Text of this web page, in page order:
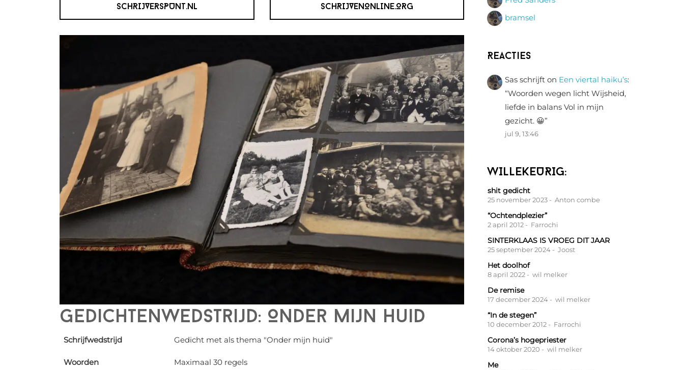
SCHRIJVERSPUNT.NL SCHRIJVENONLINE.ORG
Gedichtenwedstrijd: Onder mijn huid
Schrijfwedstrijd Gedicht met als thema "Onder mijn huid"
Woorden Maximaal 30 regels
bramsel
Reacties
Sas schrijft on Een viertal haiku’s:
“Woorden wegen licht Wijsheid,
liefde in balans Vol in mijn
gezicht. 😀”
jul 9, 13:46
WILLEKEURIG:
shit gedicht
25 november 2023 - Anton combe
“Ochtendplezier”
2 april 2012 - Farrochi
SINTERKLAAS IS VROEG DIT JAAR
25 september 2024 - Joost
Het doolhof
8 april 2022 - wil melker
De remise
17 december 2024 - wil melker
“In de stegen”
10 december 2012 - Farrochi
Corona’s hogepriester
14 oktober 2020 - wil melker
Me